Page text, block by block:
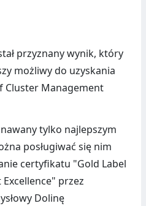
przyznany wynik, który
możliwy do uzyskania
Cluster Management
tylko najlepszym
posługiwać się nim
certyfikatu "Gold Label
przez
Dolinę